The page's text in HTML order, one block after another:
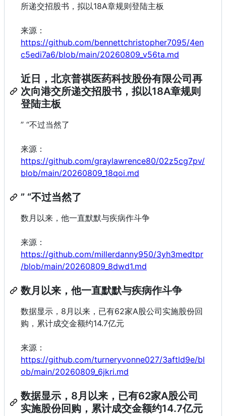
所递交招股书，拟以18A章规则登陆主板
来源：
https://github.com/bennettchristopher7095/4en
c5edi7a6/blob/main/20260809_v56ta.md
近日，北京普祺医药科技股份有限公司再
次向港交所递交招股书，拟以18A章规则
登陆主板
” “不过当然了
来源：
https://github.com/graylawrence80/02z5cg7pv/
blob/main/20260809_18qoi.md
” “不过当然了
数月以来，他一直默默与疾病作斗争
来源：
https://github.com/millerdanny950/3yh3medtpr
/blob/main/20260809_8dwd1.md
数月以来，他一直默默与疾病作斗争
数据显示，8月以来，已有62家A股公司实施股份回
购，累计成交金额约14.7亿元
来源：
https://github.com/turneryvonne027/3aftld9e/bl
ob/main/20260809_6jkri.md
数据显示，8月以来，已有62家A股公司
实施股份回购，累计成交金额约14.7亿元